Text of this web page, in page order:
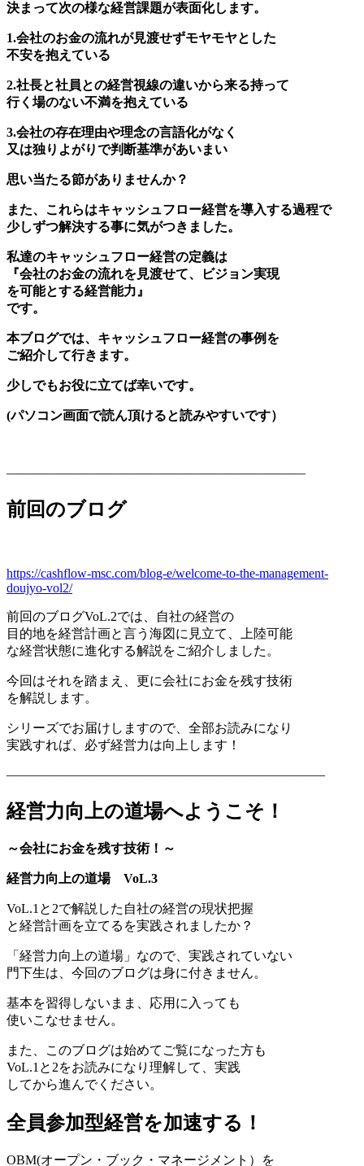
決まって次の様な経営課題が表面化します。
1.会社のお金の流れが見渡せずモヤモヤとした
不安を抱えている
2.社長と社員との経営視線の違いから来る持って
行く場のない不満を抱えている
3.会社の存在理由や理念の言語化がなく
又は独りよがりで判断基準があいまい
思い当たる節がありませんか？
また、これらはキャッシュフロー経営を導入する過程で
少しずつ解決する事に気がつきました。
私達のキャッシュフロー経営の定義は
『会社のお金の流れを見渡せて、ビジョン実現
を可能とする経営能力』
です。
本ブログでは、キャッシュフロー経営の事例を
ご紹介して行きます。
少しでもお役に立てば幸いです。
(パソコン画面で読ん頂けると読みやすいです）
———————————————————————
前回のブログ
https://cashflow-msc.com/blog-e/welcome-to-the-management-
doujyo-vol2/
前回のブログVoL.2では、自社の経営の
目的地を経営計画と言う海図に見立て、上陸可能
な経営状態に進化する解説をご紹介しました。
今回はそれを踏まえ、更に会社にお金を残す技術
を解説します。
シリーズでお届けしますので、全部お読みになり
実践すれば、必ず経営力は向上します！
————————————————————————–
経営力向上の道場へようこそ！
～会社にお金を残す技術！～
経営力向上の道場 VoL.3
VoL.1と2で解説した自社の経営の現状把握
と経営計画を立てるを実践されましたか？
「経営力向上の道場」なので、実践されていない
門下生は、今回のブログは身に付きません。
基本を習得しないまま、応用に入っても
使いこなせません。
また、このブログは始めてご覧になった方も
VoL.1と2をお読みになり理解して、実践
してから進んでください。
全員参加型経営を加速する！
OBM(オープン・ブック・マネージメント）を